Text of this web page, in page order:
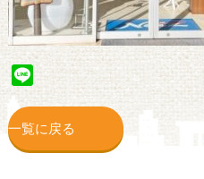
Line
一覧に戻る